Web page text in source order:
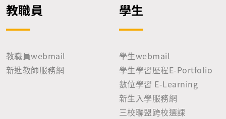
教職員
教職員webmail
新進教師服務網
學生
學生webmail
學生學習歷程E-Portfolio
數位學習 E-Learning
新生入學服務網
三校聯盟跨校選課